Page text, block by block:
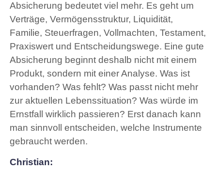
Absicherung bedeutet viel mehr. Es geht um
Verträge, Vermögensstruktur, Liquidität,
Familie, Steuerfragen, Vollmachten, Testament,
Praxiswert und Entscheidungswege. Eine gute
Absicherung beginnt deshalb nicht mit einem
Produkt, sondern mit einer Analyse. Was ist
vorhanden? Was fehlt? Was passt nicht mehr
zur aktuellen Lebenssituation? Was würde im
Ernstfall wirklich passieren? Erst danach kann
man sinnvoll entscheiden, welche Instrumente
gebraucht werden.
Christian: